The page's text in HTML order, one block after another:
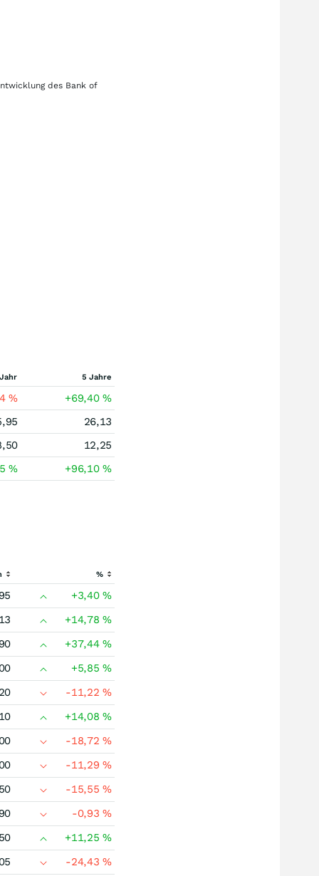
des Bank of
5 Jahre
% +69,40%
26,13
12,25
% +96,10%
%
+3,40%
+14,78%
+37,44%
+5,85%
-11,22%
+14,08%
-18,72%
-11,29%
-15,55%
-0,93%
+11,25%
-24,43%